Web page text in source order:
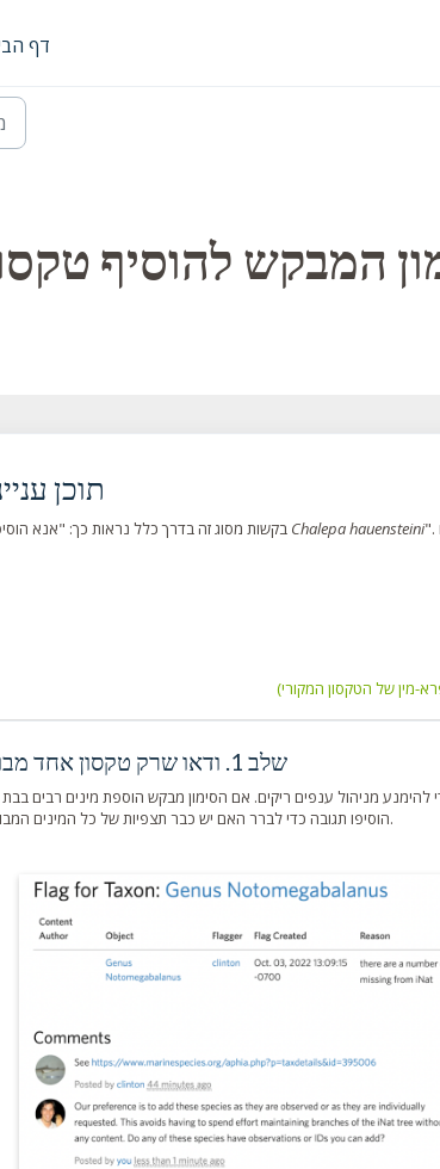
דף
המבקש להוסיף
תוכן
בקשות מסוג זה בדרך כלל נראות כך: "אנא הוסיפו את Chalepa hauensteini
שלב 1. ודאו שרק טקסון אחד מבוקש
להימנע מניהול ענפים ריקים. אם הסימון מבקש הוספת מינים רבים
הוסיפו תגובה כדי לברר האם יש כבר תצפיות של כל המינים המבוקשים.